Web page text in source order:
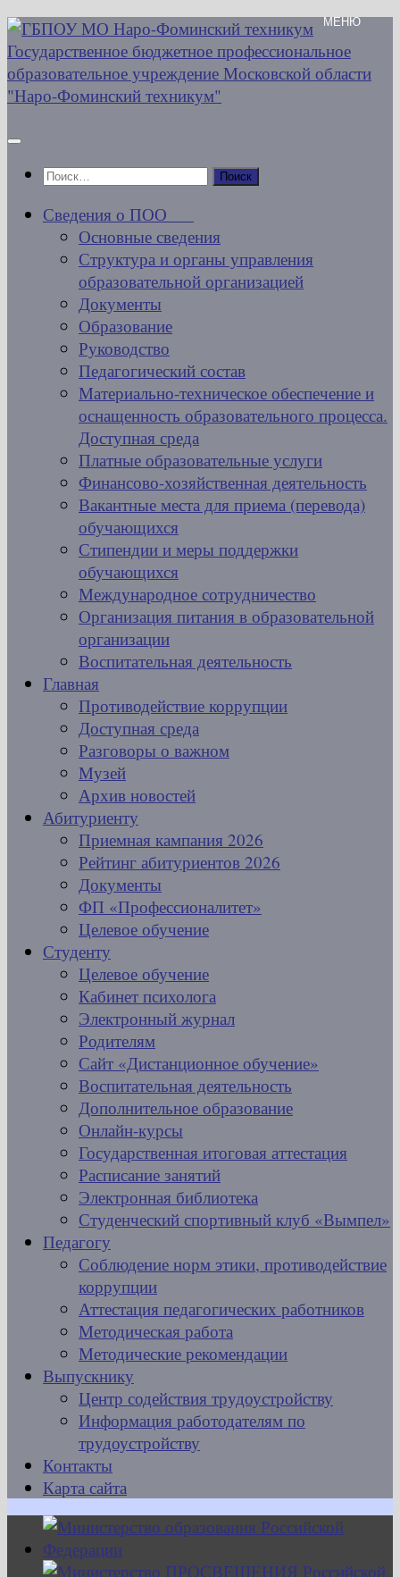
Перейти
к
содержимому
Найти:
Сведения о ПОО
Основные сведения
Структура и органы управления
образовательной организацией
Документы
Образование
Руководство
Педагогический состав
Материально-техническое обеспечение и
оснащенность образовательного процесса.
Доступная среда
Платные образовательные услуги
Финансово-хозяйственная деятельность
Вакантные места для приема (перевода)
обучающихся
Стипендии и меры поддержки
обучающихся
Международное сотрудничество
Организация питания в образовательной
организации
Воспитательная деятельность
Главная
Противодействие коррупции
Доступная среда
Разговоры о важном
Музей
Архив новостей
Абитуриенту
Приемная кампания 2026
Рейтинг абитуриентов 2026
Документы
ФП «Профессионалитет»
Целевое обучение
Студенту
Целевое обучение
Кабинет психолога
Электронный журнал
Родителям
Сайт «Дистанционное обучение»
Воспитательная деятельность
Дополнительное образование
Онлайн-курсы
Государственная итоговая аттестация
Расписание занятий
Электронная библиотека
Студенческий спортивный клуб «Вымпел»
Педагогу
Соблюдение норм этики, противодействие
коррупции
Аттестация педагогических работников
Методическая работа
Методические рекомендации
Выпускнику
Центр содействия трудоустройству
Информация работодателям по
трудоустройству
Контакты
Карта сайта